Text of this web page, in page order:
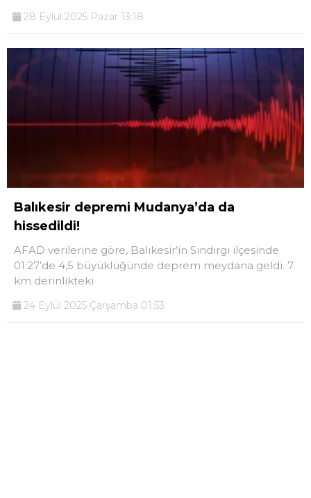
28 Eylül 2025 Pazar 13:18
Balıkesir depremi Mudanya’da da
hissedildi!
AFAD verilerine göre, Balıkesir’in Sındırgı ilçesinde
01:27’de 4,5 büyüklüğünde deprem meydana geldi. 7
km derinlikteki
24 Eylül 2025 Çarşamba 01:53